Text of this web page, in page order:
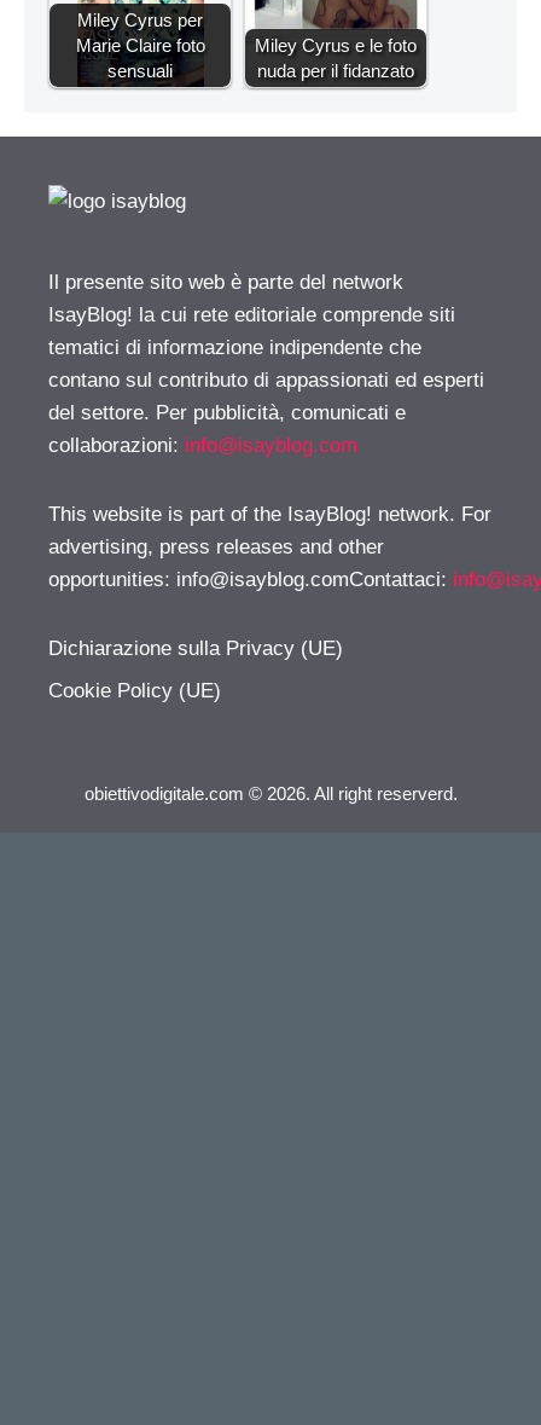
Miley Cyrus per
Marie Claire foto
sensuali
Miley Cyrus e le foto
nuda per il fidanzato
Il presente sito web è parte del network
IsayBlog! la cui rete editoriale comprende siti
tematici di informazione indipendente che
contano sul contributo di appassionati ed esperti
del settore. Per pubblicità, comunicati e
collaborazioni: info@isayblog.com
This website is part of the IsayBlog! network. For
advertising, press releases and other
opportunities: info@isayblog.comContattaci:
Dichiarazione sulla Privacy (UE)
Cookie Policy (UE)
obiettivodigitale.com © 2026. All right reserverd.